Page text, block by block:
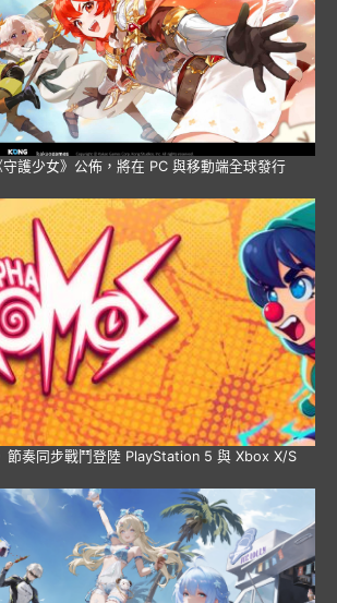
護少女》公佈，將在 PC 與移動端全球發行
節奏同步戰鬥登陸 PlayStation 5 與 Xbox X/S